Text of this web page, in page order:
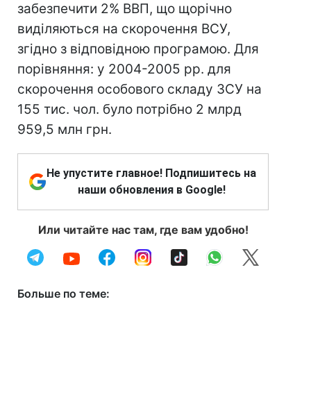
забезпечити 2% ВВП, що щорічно
виділяються на скорочення ВСУ,
згідно з відповідною програмою. Для
порівняння: у 2004-2005 рр. для
скорочення особового складу ЗСУ на
155 тис. чол. було потрібно 2 млрд
959,5 млн грн.
Не упустите главное! Подпишитесь на
наши обновления в Google!
Или читайте нас там, где вам удобно!
Больше по теме: